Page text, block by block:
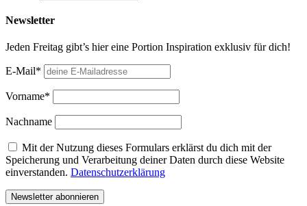
Newsletter
Jeden Freitag gibt’s hier eine Portion Inspiration exklusiv für dich!
E-Mail*
Vorname*
Nachname
Mit der Nutzung dieses Formulars erklärst du dich mit der
Speicherung und Verarbeitung deiner Daten durch diese Website
einverstanden. Datenschutzerklärung